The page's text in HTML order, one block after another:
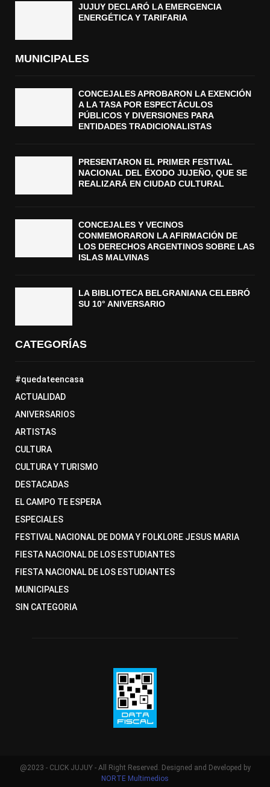
JUJUY DECLARÓ LA EMERGENCIA
ENERGÉTICA Y TARIFARIA
MUNICIPALES
CONCEJALES APROBARON LA EXENCIÓN
A LA TASA POR ESPECTÁCULOS
PÚBLICOS Y DIVERSIONES PARA
ENTIDADES TRADICIONALISTAS
PRESENTARON EL PRIMER FESTIVAL
NACIONAL DEL ÉXODO JUJEÑO, QUE SE
REALIZARÁ EN CIUDAD CULTURAL
CONCEJALES Y VECINOS
CONMEMORARON LA AFIRMACIÓN DE
LOS DERECHOS ARGENTINOS SOBRE LAS
ISLAS MALVINAS
LA BIBLIOTECA BELGRANIANA CELEBRÓ
SU 10° ANIVERSARIO
CATEGORÍAS
#quedateencasa
ACTUALIDAD
ANIVERSARIOS
ARTISTAS
CULTURA
CULTURA Y TURISMO
DESTACADAS
EL CAMPO TE ESPERA
ESPECIALES
FESTIVAL NACIONAL DE DOMA Y FOLKLORE JESUS MARIA
FIESTA NACIONAL DE LOS ESTUDIANTES
FIESTA NACIONAL DE LOS ESTUDIANTES
MUNICIPALES
SIN CATEGORIA
@2023 - CLICK JUJUY - All Right Reserved. Designed and Developed by
NORTE Multimedios